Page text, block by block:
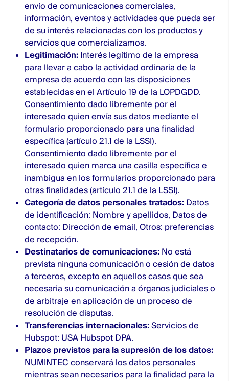
envío de comunicaciones comerciales,
información, eventos y actividades que pueda ser
de su interés relacionadas con los productos y
servicios que comercializamos.
Legitimación: Interés legítimo de la empresa
para llevar a cabo la actividad ordinaria de la
empresa de acuerdo con las disposiciones
establecidas en el Artículo 19 de la LOPDGDD.
Consentimiento dado libremente por el
interesado quien envía sus datos mediante el
formulario proporcionado para una finalidad
específica (artículo 21.1 de la LSSI).
Consentimiento dado libremente por el
interesado quien marca una casilla específica e
inambigua en los formularios proporcionado para
otras finalidades (artículo 21.1 de la LSSI).
Categoría de datos personales tratados: Datos
de identificación: Nombre y apellidos, Datos de
contacto: Dirección de email, Otros: preferencias
de recepción.
Destinatarios de comunicaciones: No está
prevista ninguna comunicación o cesión de datos
a terceros, excepto en aquellos casos que sea
necesaria su comunicación a órganos judiciales o
de arbitraje en aplicación de un proceso de
resolución de disputas.
Transferencias internacionales:Servicios de
Hubspot: USA Hubspot DPA.
Plazos previstos para la supresión de los datos:
NUMINTEC conservará los datos personales
mientras sean necesarios para la finalidad para la